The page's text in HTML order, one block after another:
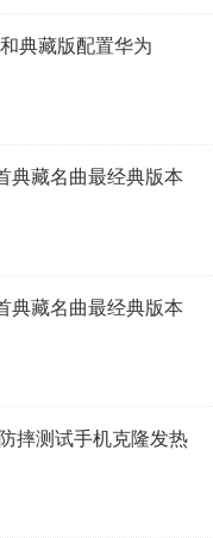
典藏版配置华为
典藏名曲最经典版本
典藏名曲最经典版本
摔测试手机克隆发热